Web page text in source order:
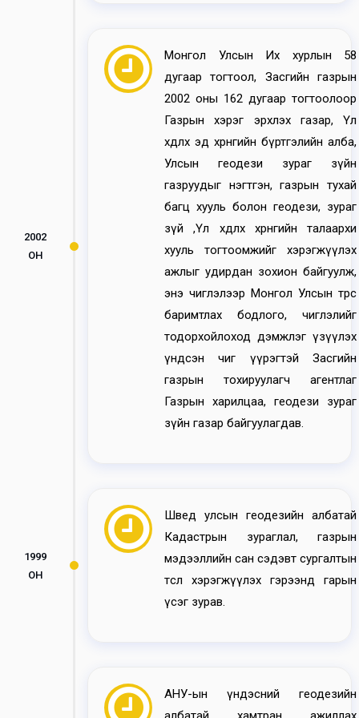
2002
ОН
Монгол Улсын Их хурлын 58
дугаар тогтоол, Засгийн газрын
2002 оны 162 дугаар тогтоолоор
Газрын хэрэг эрхлэх газар, Үл
хөдлөх эд хөрөнгийн бүртгэлийн алба,
Улсын геодези зураг зүйн
газруудыг нэгтгэн, газрын тухай
багц хууль болон геодези, зураг
зүй ,Үл хөдлөх хөрөнгийн талаархи
хууль тогтоомжийг хэрэгжүүлэх
ажлыг удирдан зохион байгуулж,
энэ чиглэлээр Монгол Улсын төрөөс
баримтлах бодлого, чиглэлийг
тодорхойлоход дэмжлэг үзүүлэх
үндсэн чиг үүрэгтэй Засгийн
газрын тохируулагч агентлаг
Газрын харилцаа, геодези зураг
зүйн газар байгуулагдав.
1999
ОН
Швед улсын геодезийн албатай
Кадастрын зураглал, газрын
мэдээллийн сан сэдэвт сургалтын
төсөл хэрэгжүүлэх гэрээнд гарын
үсэг зурав.
АНУ-ын үндэсний геодезийн